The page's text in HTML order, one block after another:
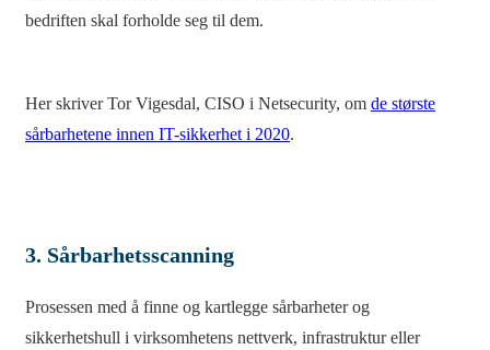
bedriften skal forholde seg til dem.
Her skriver Tor Vigesdal, CISO i Netsecurity, om de største
sårbarhetene innen IT-sikkerhet i 2020.
3. Sårbarhetsscanning
Prosessen med å finne og kartlegge sårbarheter og
sikkerhetshull i virksomhetens nettverk, infrastruktur eller